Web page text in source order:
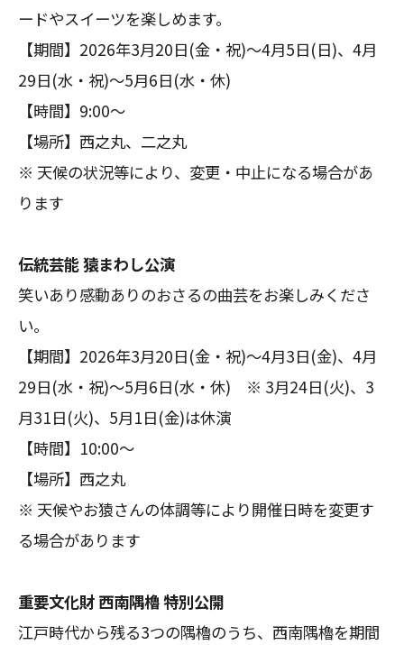
ードやスイーツを楽しめます。
【期間】2026年3月20日(金・祝)～4月5日(日)、4月
29日(水・祝)～5月6日(水・休)
【時間】9:00～
【場所】西之丸、二之丸
※ 天候の状況等により、変更・中止になる場合があ
ります
伝統芸能 猿まわし公演
笑いあり感動ありのおさるの曲芸をお楽しみくださ
い。
【期間】2026年3月20日(金・祝)～4月3日(金)、4月
29日(水・祝)～5月6日(水・休) ※ 3月24日(火)、3
月31日(火)、5月1日(金)は休演
【時間】10:00～
【場所】西之丸
※ 天候やお猿さんの体調等により開催日時を変更す
る場合があります
重要文化財 西南隅櫓 特別公開
江戸時代から残る3つの隅櫓のうち、西南隅櫓を期間